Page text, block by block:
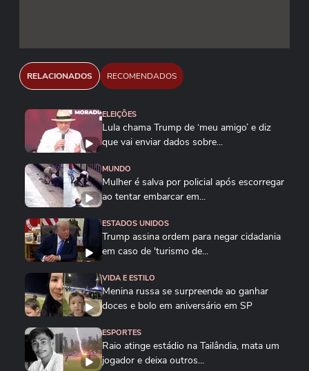
RELACIONADOS RECOMENDADOS
ELEIÇÕES
Lula chama Trump de ‘meu amigo’ e diz
que vai enviar dados sobre...
MUNDO
Mulher é salva por policial após escorregar
ao tentar embarcar em...
ESTADOS UNIDOS
Trump assina ordem para negar cidadania
em caso de 'turismo de...
VIDA E ESTILO
Menina russa se surpreende ao ganhar
doces e bolo em aniversário em SP
ESPORTES
Raio atinge estádio na Tailândia, mata um
jogador e deixa outros...